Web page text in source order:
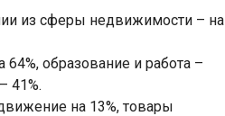
из сферы недвижимости – на
образование и работа –
41%.
на 13%, товары